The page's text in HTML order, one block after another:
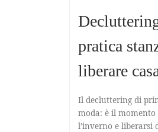
pratica
liberare
Il decluttering di
moda: è il momento
l’inverno e liberarsi